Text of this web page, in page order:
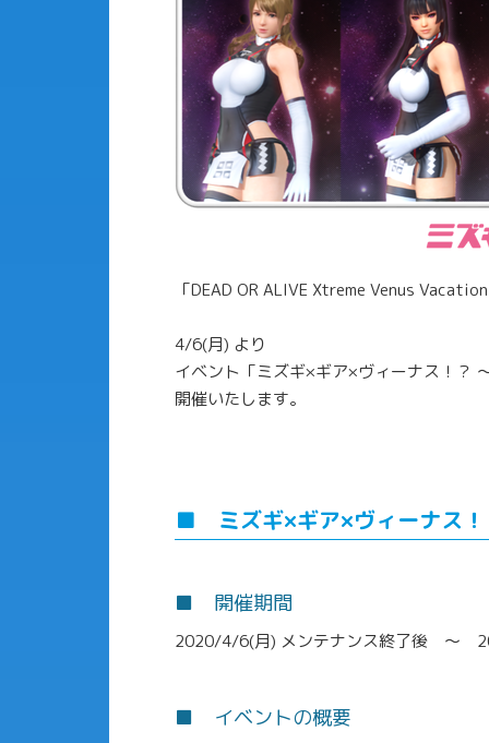
「DEAD OR ALIVE Xtreme Venus
4/6(月) より
イベント「ミズギ×ギア×ヴィーナス！？
開催いたします。
■ ミズギ×ギア×ヴィーナス！
■ 開催期間
2020/4/6(月) メンテナンス終了後 ～
■ イベントの概要